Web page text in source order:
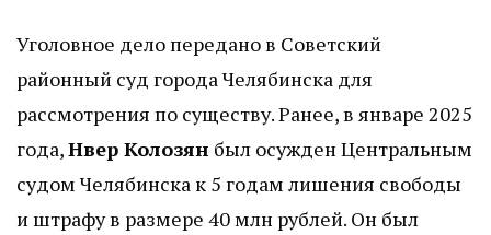
Уголовное дело передано в Советский
районный суд города Челябинска для
рассмотрения по существу. Ранее, в январе 2025
года,Нвер Колозян был осужден Центральным
судом Челябинска к 5 годам лишения свободы
и штрафу в размере 40 млн рублей. Он был